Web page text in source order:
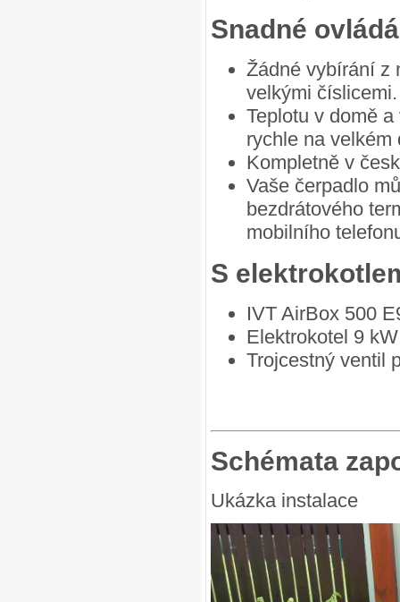
Snadné
Žádné vybírání z
velkými
Teplotu v domě
rychle na velkém
Kompletně v
Vaše čerpadlo
bezdrátového
mobilního
S
IVT AirBox 500
Elektrokotel 9 kW
Trojcestný ventil
Schémata
Ukázka instalace